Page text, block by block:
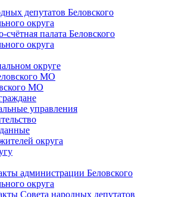
депутатов Беловского
округа
счётная палата Беловского
округа
округе
МО
МО
управления
округа
администрации Беловского
округа
Совета народных депутатов